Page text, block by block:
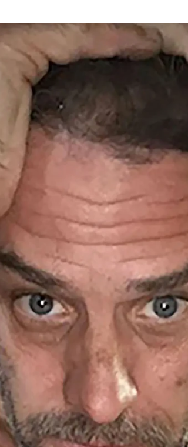
Europa mira hoy a Qatar más
por el gas que por el Mundial:
¿Cómo grandes potencias
llegaron a ésto?
Es importante retroceder solamente un par de
para encontrar el problema. Más allá de que
vivamos en el mundo occidental o no,...